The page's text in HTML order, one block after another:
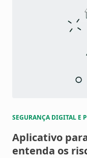
SEGURANÇA DIGITAL E
Aplicativo
entenda os